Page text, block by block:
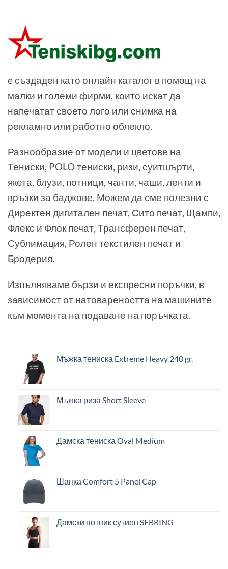
e създаден като онлайн каталог в помощ на
малки и големи фирми, които искат да
напечатат своето лого или снимка на
рекламно или работно облекло.
Разнообразие от модели и цветове на
Тениски, POLO тениски, ризи, суитшърти,
якета, блузи, потници, чанти, чаши, ленти и
връзки за баджове. Можем да сме полезни с
Директен дигитален печат, Сито печат, Щампи,
Флекс и Флок печат, Трансферен печат,
Сублимация, Ролен текстилен печат и
Бродерия.
Изпълняваме бързи и експресни поръчки, в
зависимост от натовареността на машините
към момента на подаване на поръчката.
Мъжка тениска Extreme Heavy 240 gr.
Мъжка риза Short Sleeve
Дамска тениска Oval Medium
Шапка Comfort 5 Panel Cap
Дамски потник сутиен SEBRING